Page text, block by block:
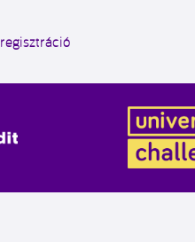
regisztráció